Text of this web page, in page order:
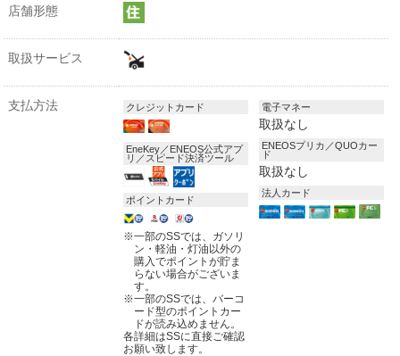
店舗形態
取扱サービス
支払方法 クレジットカード
EneKey／ENEOS公式アプ
リ／スピード決済ツール
ポイントカード
※一部のSSでは、ガソリ
ン・軽油・灯油以外の
購入でポイントが貯ま
らない場合がございま
す。
※一部のSSでは、バーコ
ード型のポイントカー
ドが読み込めません。
各詳細はSSに直接ご確認
お願い致します。
電子マネー
取扱なし
ENEOSプリカ／QUOカー
ド
取扱なし
法人カード